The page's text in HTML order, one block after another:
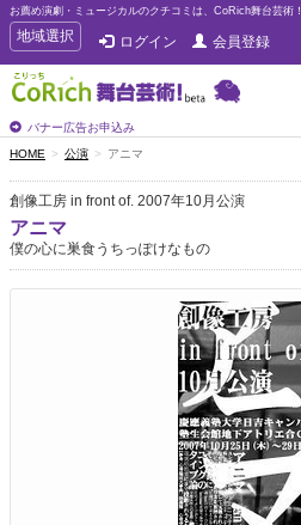
お薦め演劇・ミュージカルのクチコミは、CoRich舞台芸術！
T
o
g
g
e
n
a
v
i
g
a
地域選択 ログイン 会員登録
バナー広告お申込み
HOME 公演 アニマ
創像工房 in front of. 2007年10月公演
アニマ
僕の心に巣食うちっぽけなもの